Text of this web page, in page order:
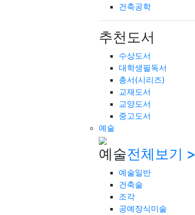
건축공학
추천도서
수상도서
대학생필독서
총서(시리즈)
교재도서
교양도서
중고도서
예술
예술전체보기 >
예술일반
건축술
조각
공예장식미술